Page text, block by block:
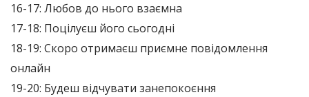
16-17: Любов до нього взаємна
17-18: Поцілуєш його сьогодні
18-19: Скоро отримаєш приємне повідомлення
онлайн
19-20: Будеш відчувати занепокоєння